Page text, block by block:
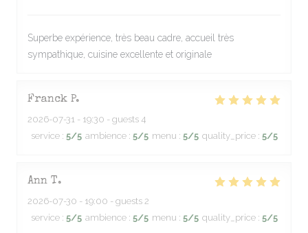
Superbe expérience, très beau cadre, accueil très
sympathique, cuisine excellente et originale
Franck P
2026-07-31 - 19:30 - guests 4
service : 5/5 ambience : 5/5 menu : 5/5 quality_price : 5/5
Ann T
2026-07-30 - 19:00 - guests 2
service : 5/5 ambience : 5/5 menu : 5/5 quality_price : 5/5